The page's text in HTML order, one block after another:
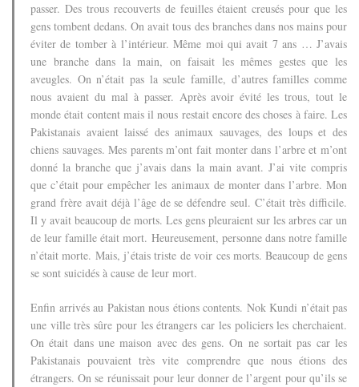
passer. Des trous recouverts de feuilles étaient creusés pour que les
gens tombent dedans. On avait tous des branches dans nos mains pour
éviter de tomber à l’intérieur. Même moi qui avait 7 ans … J’avais
une branche dans la main, on faisait les mêmes gestes que les
aveugles. On n’était pas la seule famille, d’autres familles comme
nous avaient du mal à passer. Après avoir évité les trous, tout le
monde était content mais il nous restait encore des choses à faire. Les
Pakistanais avaient laissé des animaux sauvages, des loups et des
chiens sauvages.Mes parents m’ont fait monter dans l’arbre et m’ont
donné la branche que j’avais dans la main avant. J’ai vite compris
que c’était pour empêcher les animaux de monter dans l’arbre. Mon
grand frère avait déjà l’âge de se défendre seul.C’était très difficile.
Il y avait beaucoup de morts. Les gens pleuraient sur les arbres car un
de leur famille était mort. Heureusement, personne dans notre famille
n’était morte. Mais, j’étais triste de voir ces morts.Beaucoup de gens
se sont suicidés à cause de leur mort.
Enfin arrivés au Pakistan nous étions contents. Nok Kundi n’était pas
une ville très sûre pour les étrangers car les policiers les cherchaient.
On était dans une maison avec des gens. On ne sortait pas car les
Pakistanais pouvaient très vite comprendre que nous étions des
étrangers. On se réunissait pour leur donner de l’argent pour qu’ils se